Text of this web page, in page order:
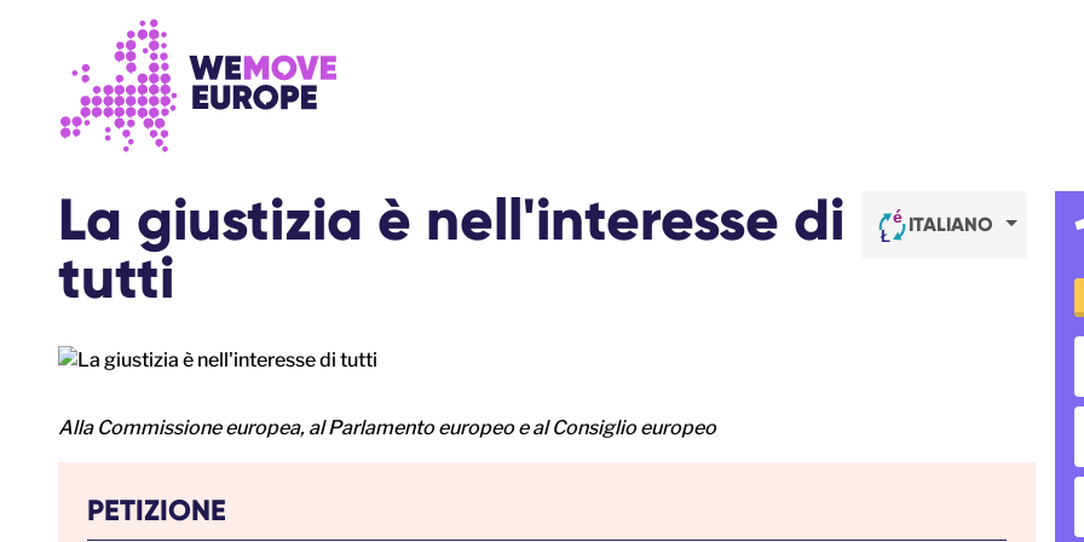
ITALIANO
La giustizia è nell'interesse di
tutti
Alla Commissione europea, al Parlamento europeo e al Consiglio europeo
PETIZIONE